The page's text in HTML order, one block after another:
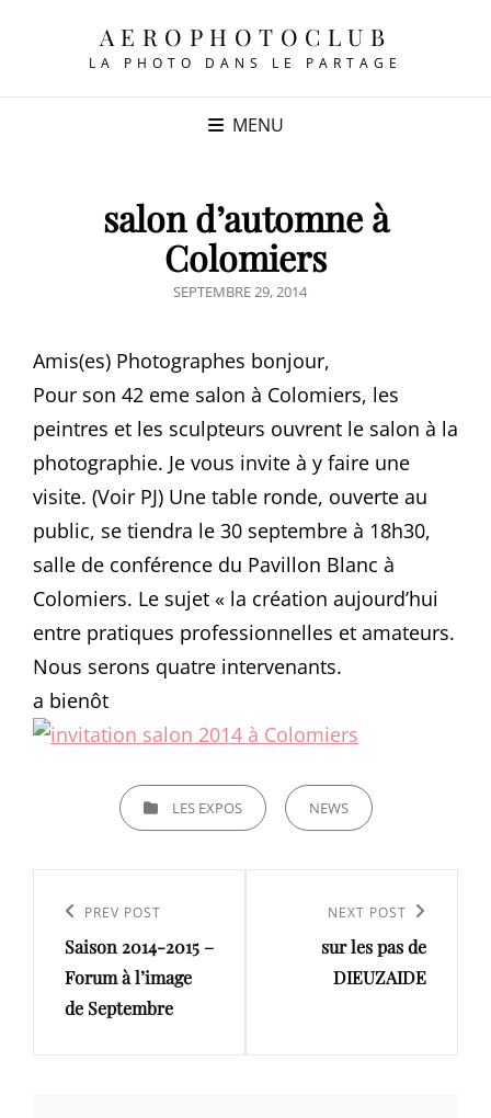
AEROPHOTOCLUB
LA PHOTO DANS LE PARTAGE
MENU
salon d’automne à
Colomiers
POSTED
SEPTEMBRE 29, 2014
Amis(es) Photographes bonjour,
Pour son 42 eme salon à Colomiers, les
peintres et les sculpteurs ouvrent le salon à la
photographie. Je vous invite à y faire une
visite. (Voir PJ) Une table ronde, ouverte au
public, se tiendra le 30 septembre à 18h30,
salle de conférence du Pavillon Blanc à
Colomiers. Le sujet « la création aujourd’hui
entre pratiques professionnelles et amateurs.
Nous serons quatre intervenants.
a bienôt
CATEGORIESLES EXPOS NEWS
l’article
Previous
Post
PREV POST
Saison 2014-2015 –
Forum à l’image
de Septembre
NEXT POST
sur les pas de
DIEUZAIDE